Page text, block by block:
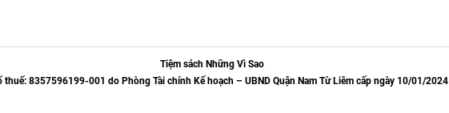
Tiệm sách Những Vì Sao
thuế: 8357596199-001 do Phòng Tài chính Kế hoạch – UBND Quận Nam Từ Liêm cấp ngày 10/01/2024